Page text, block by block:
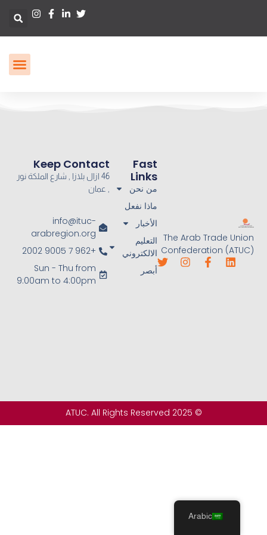
The Arab Trade Union
Confederation (ATUC)
Fast
Links
من نحن
ماذا نفعل
الأخبار
التعليم
الالكتروني
أبصر
Keep Contact
46 ازال بلازا , شارع الملكة نور
, عمان
info@ituc-
arabregion.org
+962 7 9005 2002
Sun - Thu from
9:00am to 4:00pm
© 2025 ATUC. All Rights Reserved
Arabic